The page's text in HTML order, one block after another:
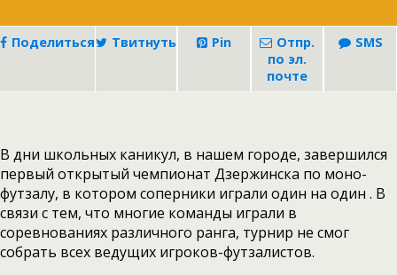
Поделиться Твитнуть Pin
Отпр.
по эл.
почте
SMS
В дни школьных каникул, в нашем городе, завершился
первый открытый чемпионат Дзержинска по моно-
футзалу, в котором соперники играли один на один . В
связи с тем, что многие команды играли в
соревнованиях различного ранга, турнир не смог
собрать всех ведущих игроков-футзалистов.